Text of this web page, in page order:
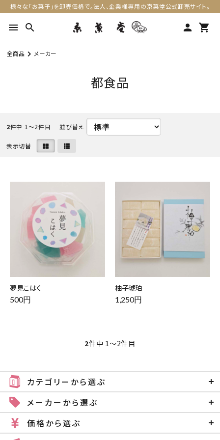
様々な「お菓子」を卸売価格で。法人、企業様専用の京菓堂公式卸売サイト。
menu search person shopping_cart
全商品 メーカー
都食品
2件中 1〜2件目
表示切替
夢見こはく
500円
柚子琥珀
1,250円
2件中 1〜2件目
カテゴリーから選ぶ
メーカーから選ぶ
価格から選ぶ